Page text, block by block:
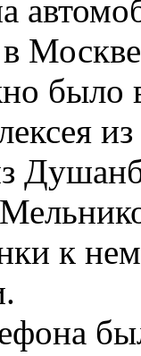
было
к